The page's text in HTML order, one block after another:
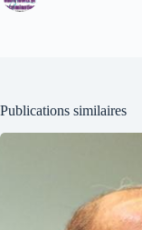
Publications similaires